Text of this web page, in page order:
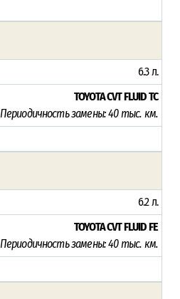
6.3 л.
TOYOTA CVT FLUID TC
Периодичность замены: 40 тыс. км.
6.2 л.
TOYOTA CVT FLUID FE
Периодичность замены: 40 тыс. км.